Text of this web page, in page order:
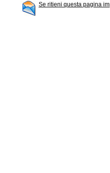
Se ritieni questa pagina